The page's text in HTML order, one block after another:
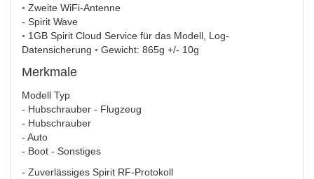
◦ Zweite WiFi-Antenne
- Spirit Wave
◦ 1GB Spirit Cloud Service für das Modell, Log-
Datensicherung ◦ Gewicht: 865g +/- 10g
Merkmale
Modell Typ
- Hubschrauber - Flugzeug
- Hubschrauber
- Auto
- Boot - Sonstiges
- Zuverlässiges Spirit RF-Protokoll